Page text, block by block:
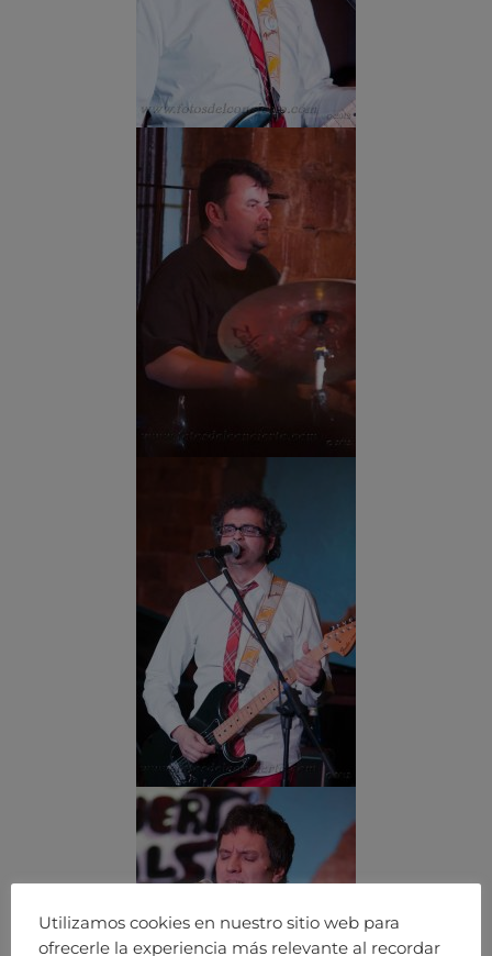
Utilizamos cookies en nuestro sitio web para
ofrecerle la experiencia más relevante al recordar